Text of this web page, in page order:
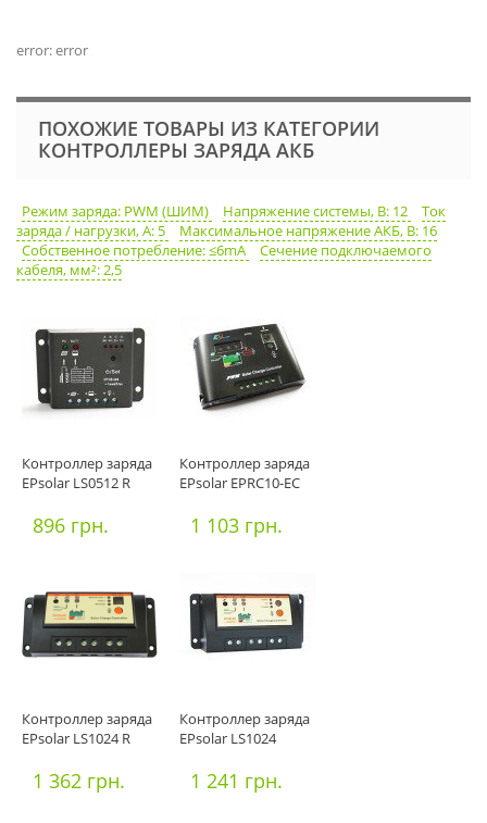
error: error
ПОХОЖИЕ ТОВАРЫ ИЗ КАТЕГОРИИ
КОНТРОЛЛЕРЫ ЗАРЯДА АКБ
Режим заряда: PWM (ШИМ) Напряжение системы, В: 12
Ток
заряда / нагрузки, А: 5
Максимальное напряжение АКБ, В: 16
Собственное потребление: ≤6mA
Сечение подключаемого
кабеля, мм²: 2,5
Контроллер заряда
EPsolar LS0512 R
896 грн.
Контроллер заряда
EPsolar EPRC10-EC
1 103 грн.
Контроллер заряда
EPsolar LS1024 R
1 362 грн.
Контроллер заряда
EPsolar LS1024
1 241 грн.